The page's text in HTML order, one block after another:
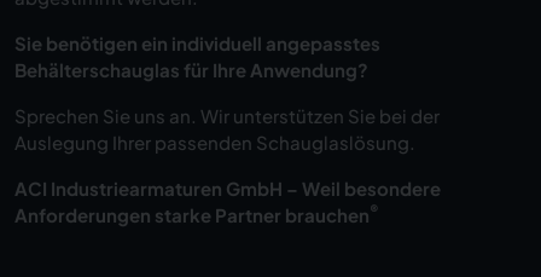
Sie benötigen ein individuell angepasstes
Behälterschauglas für Ihre Anwendung?
Sprechen Sie uns an. Wir unterstützen Sie bei der
Auslegung Ihrer passenden Schauglaslösung.
ACI Industriearmaturen GmbH – Weil besondere
Anforderungen starke Partner brauchen®